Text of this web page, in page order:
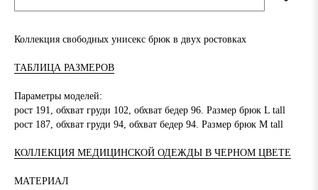
Коллекция свободных унисекс брюк в двух ростовках
ТАБЛИЦА РАЗМЕРОВ
Параметры моделей:
рост 191, обхват груди 102, обхват бедер 96. Размер брюк L tall
рост 187, обхват груди 94, обхват бедер 94. Размер брюк M tall
КОЛЛЕКЦИЯ МЕДИЦИНСКОЙ ОДЕЖДЫ В ЧЕРНОМ ЦВЕТЕ
МАТЕРИАЛ